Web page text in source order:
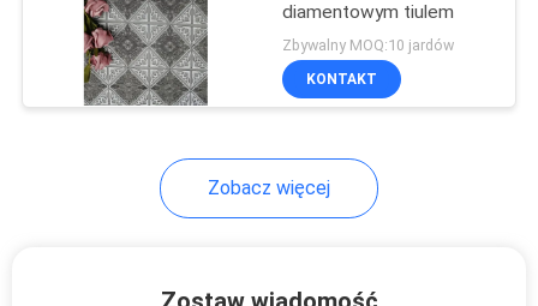
diamentowym tiulem
Zbywalny MOQ:10 jardów
KONTAKT
Zobacz więcej